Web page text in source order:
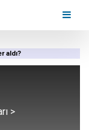
aldı?
>